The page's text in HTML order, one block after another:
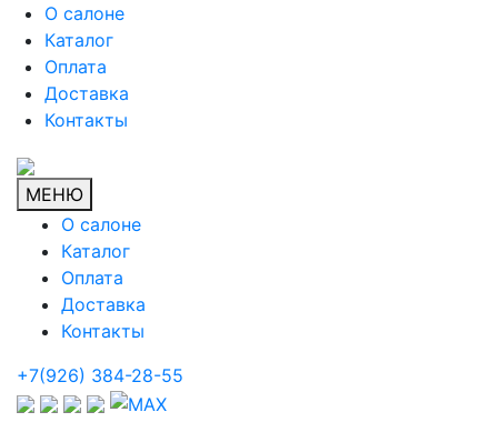
О салоне
Каталог
Оплата
Доставка
Контакты
МЕНЮ
О салоне
Каталог
Оплата
Доставка
Контакты
+7(926) 384-28-55